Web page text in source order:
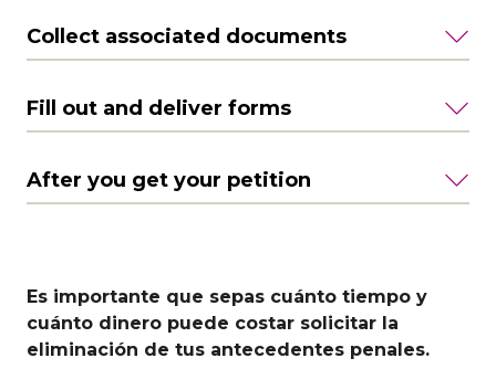
Collect associated documents
Fill out and deliver forms
After you get your petition
Es importante que sepas cuánto tiempo y
cuánto dinero puede costar solicitar la
eliminación de tus antecedentes penales.